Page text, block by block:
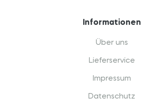
Informationen
Über uns
Lieferservice
Impressum
Datenschutz